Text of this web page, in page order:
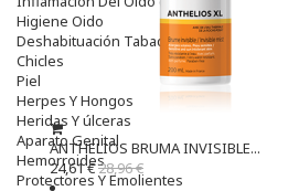
Higiene Oido
Deshabituación Tabaquismo
Chicles
Piel
Herpes Y Hongos
Heridas Y úlceras
Aparato Genital
Hemorroides
Protectores Y Emolientes
ANTHELIOS BRUMA INVISIBLE...
24,61 €28,96 €